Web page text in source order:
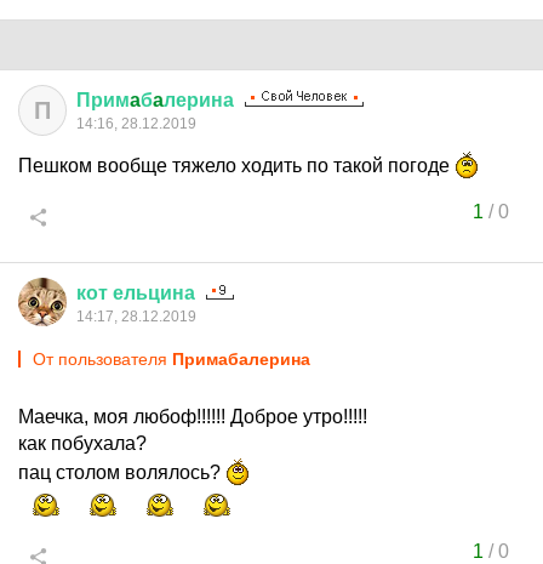
П Примaбaлерина
14:16, 28.12.2019
Пешком вообще тяжело ходить по такой погоде
1 /0
кот ельцина
14:17, 28.12.2019
От пользователя Примaбaлерина
Маечка, моя любоф!!!!!! Доброе утро!!!!!
как побухала?
пац столом волялось?
1 /0